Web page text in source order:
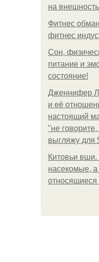
на внешность
Фитнес
фитнес
Сон,
питание и
состояние!
Дженнифер
и её
настоящий
"не
выгляжу для
Китовьи
насекомые,
относящиеся